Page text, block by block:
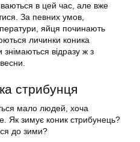
в цей час, але вже
За певних умов,
яйця починають
личинки коника
відразу ж з
стрибунця
мало людей, хоча
Як зимує коник стрибунець?
до зими?